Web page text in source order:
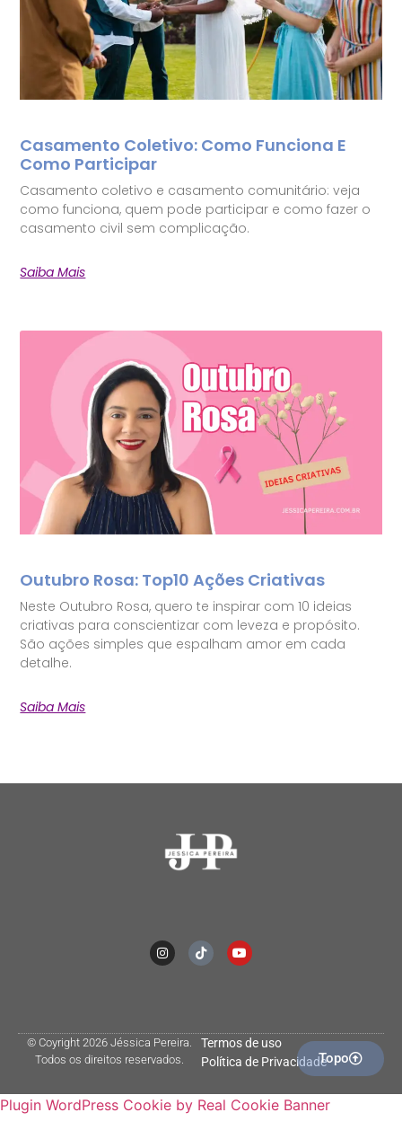
Casamento Coletivo: Como Funciona E
Como Participar
Casamento coletivo e casamento comunitário: veja
como funciona, quem pode participar e como fazer o
casamento civil sem complicação.
Saiba Mais
Outubro Rosa: Top10 Ações Criativas
Neste Outubro Rosa, quero te inspirar com 10 ideias
criativas para conscientizar com leveza e propósito.
São ações simples que espalham amor em cada
detalhe.
Saiba Mais
© Coyright 2026 Jéssica Pereira.
Todos os direitos reservados.
Termos de uso
Política de PrivacidadeTopo
Plugin WordPress Cookie by Real Cookie Banner